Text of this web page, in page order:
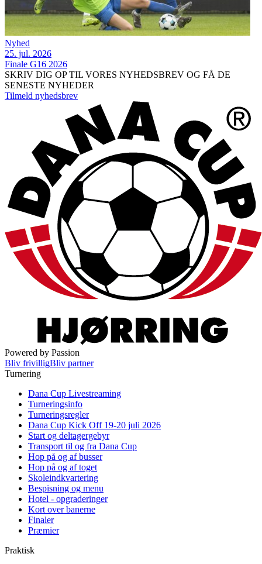
Nyhed
25. jul. 2026
Finale G16 2026
SKRIV DIG OP TIL VORES NYHEDSBREV OG FÅ DE
SENESTE NYHEDER
Tilmeld nyhedsbrev
Powered by Passion
Bliv frivilligBliv partner
Turnering
Dana Cup Livestreaming
Turneringsinfo
Turneringsregler
Dana Cup Kick Off 19-20 juli 2026
Start og deltagergebyr
Transport til og fra Dana Cup
Hop på og af busser
Hop på og af toget
Skoleindkvartering
Bespisning og menu
Hotel - opgraderinger
Kort over banerne
Finaler
Præmier
Praktisk